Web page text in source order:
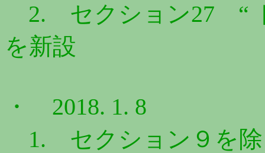
2. セクション27 “
を新設
・ 2018. 1. 8
1. セクション９を除